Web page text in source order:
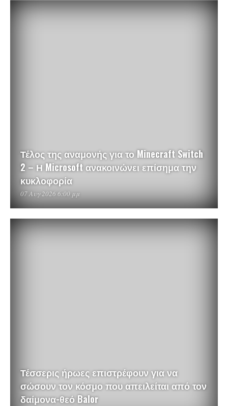
Τέλος της αναμονής για το Minecraft Switch
2 – Η Microsoft ανακοινώνει επίσημα την
κυκλοφορία
07 Αυγ 2026 6:00 μμ
Τέσσερις ήρωες επιστρέφουν για να
σώσουν τον κόσμο που απειλείται από τον
δαίμονα-θεό Balor